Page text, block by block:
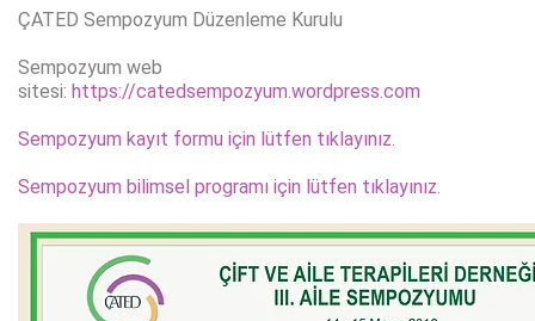
ÇATED Sempozyum Düzenleme Kurulu
Sempozyum web
sitesi: https://catedsempozyum.wordpress.com
Sempozyum kayıt formu için lütfen tıklayınız.
Sempozyum bilimsel programı için lütfen tıklayınız.